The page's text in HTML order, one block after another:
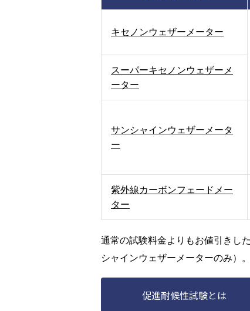
キセノンウェザーメーター
スーパーキセノンウェザーメ
ーター
サンシャインウェザーメータ
ー
紫外線カーボンフェードメー
ター
通常の試験料金よりもお値引きし
シャインウェザーメーターのみ）。
促進耐候性試験とは